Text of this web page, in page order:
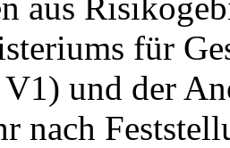
für
und der
nach